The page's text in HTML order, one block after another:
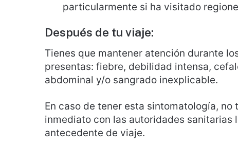
particularmente si ha visitado
Después de tu viaje:
Tienes que mantener atención durante
presentas: fiebre, debilidad intensa,
abdominal y/o sangrado inexplicable.
En caso de tener esta sintomatología,
inmediato con las autoridades sanitarias
antecedente de viaje.